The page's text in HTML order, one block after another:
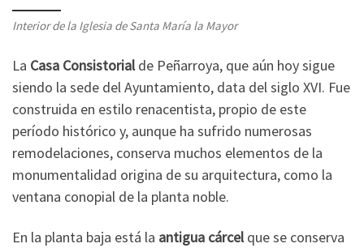
Interior de la Iglesia de Santa María la Mayor
La Casa Consistorialde Peñarroya, que aún hoy sigue
siendo la sede del Ayuntamiento, data del siglo XVI. Fue
construida en estilo renacentista, propio de este
período histórico y, aunque ha sufrido numerosas
remodelaciones, conserva muchos elementos de la
monumentalidad origina de su arquitectura, como la
ventana conopial de la planta noble.
En la planta baja está la antigua cárcel que se conserva